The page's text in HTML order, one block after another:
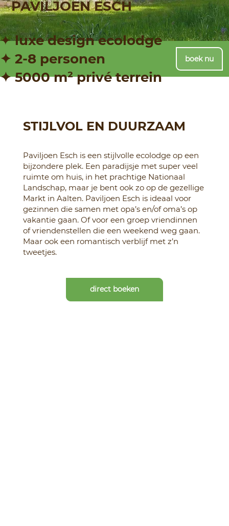
PAVILJOEN ESCH
STIJLVOL EN DUURZAAM
Paviljoen Esch is een stijlvolle ecolodge op een
bijzondere plek. Een paradijsje met super veel
ruimte om huis, in het prachtige Nationaal
Landschap, maar je bent ook zo op de gezellige
Markt in Aalten. Paviljoen Esch is ideaal voor
gezinnen die samen met opa’s en/of oma’s op
vakantie gaan. Of voor een groep vriendinnen
of vriendenstellen die een weekend weg gaan.
Maar ook een romantisch verblijf met z’n
tweetjes.
direct boeken
✦ luxe design ecolodge ​
✦ 2‑8 personen ​
✦ 5000 m² privé terrein
boek nu